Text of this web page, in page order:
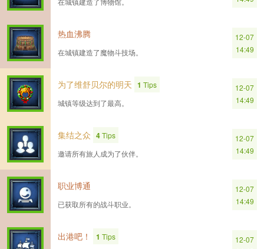
热血沸腾
在城镇建造了魔物斗技场。
12-07
14:49
为了维舒贝尔的明天 1 Tips
城镇等级达到了最高。
12-07
14:49
集结之众 4Tips
邀请所有旅人成为了伙伴。
12-07
14:49
职业博通
已获取所有的战斗职业。
12-07
14:49
出港吧！ 1 Tips
12-07